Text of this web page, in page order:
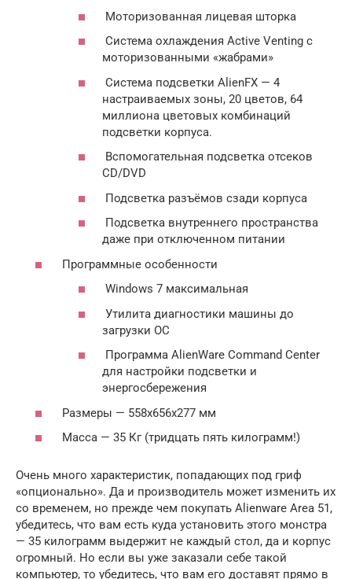
Моторизованная лицевая шторка
Система охлаждения Active Venting с
моторизованными «жабрами»
Система подсветки AlienFX — 4
настраиваемых зоны, 20 цветов, 64
миллиона цветовых комбинаций
подсветки корпуса.
Вспомогательная подсветка отсеков
CD/DVD
Подсветка разъёмов сзади корпуса
Подсветка внутреннего пространства
даже при отключенном питании
Программные особенности
Windows 7 максимальная
Утилита диагностики машины до
загрузки ОС
Программа AlienWare Command Center
для настройки подсветки и
энергосбережения
Размеры — 558x656x277 мм
Масса — 35 Кг (тридцать пять килограмм!)
Очень много характеристик, попадающих под гриф
«опционально». Да и производитель может изменить их
со временем, но прежде чем покупать Alienware Area 51,
убедитесь, что вам есть куда установить этого монстра
— 35 килограмм выдержит не каждый стол, да и корпус
огромный. Но если вы уже заказали себе такой
компьютер, то убедитесь, что вам его доставят прямо в